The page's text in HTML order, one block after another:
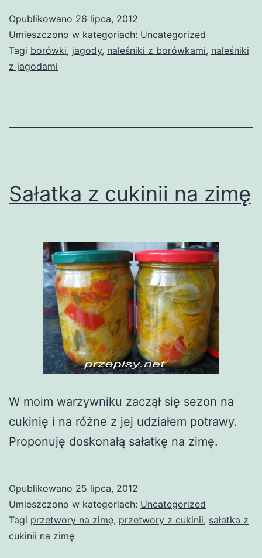
Opublikowano 26 lipca, 2012
Umieszczono w kategoriach: Uncategorized
Tagi borówki, jagody, naleśniki z borówkami, naleśniki
z jagodami
Sałatka z cukinii na zimę
W moim warzywniku zaczął się sezon na
cukinię i na różne z jej udziałem potrawy.
Proponuję doskonałą sałatkę na zimę.
Opublikowano 25 lipca, 2012
Umieszczono w kategoriach: Uncategorized
Tagi przetwory na zimę, przetwory z cukinii, sałatka z
cukinii na zimę